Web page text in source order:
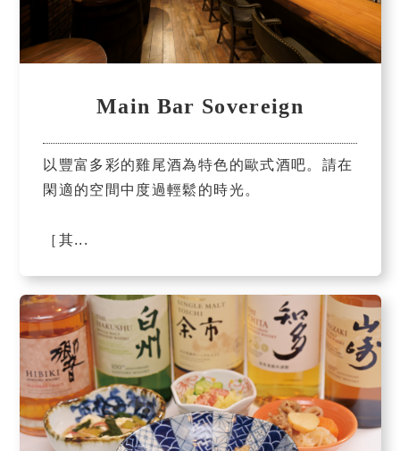
Main Bar Sovereign
以豐富多彩的雞尾酒為特色的歐式酒吧。請在
閑適的空間中度過輕鬆的時光。
［其...